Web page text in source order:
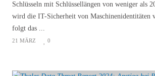
Schlüsseln mit Schlüssellängen von weniger als
wird die IT-Sicherheit von Maschinenidentitäten
folgt das ...
21 MÄRZ 0